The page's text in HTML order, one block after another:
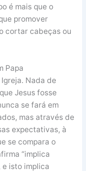
é mais que o
promover
cortar cabeças ou
Papa
Nada de
Jesus fosse
se fará em
mas através de
expectativas, à
se compara o
“implica
e isto implica